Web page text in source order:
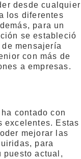
desde cualquier
los diferentes
para un
se estableció
mensajería
con más de
a empresas.
contado con
excelentes. Estas
mejorar las
para
puesto actual,